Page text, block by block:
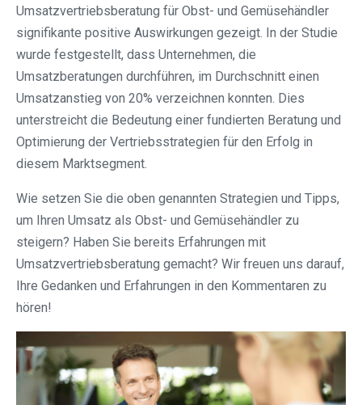
Umsatzvertriebsberatung für Obst- und Gemüsehändler
signifikante positive Auswirkungen gezeigt. In der Studie
wurde festgestellt, dass Unternehmen, die
Umsatzberatungen durchführen, im Durchschnitt einen
Umsatzanstieg von 20% verzeichnen konnten. Dies
unterstreicht die Bedeutung einer fundierten Beratung und
Optimierung der Vertriebsstrategien für den Erfolg in
diesem Marktsegment.
Wie setzen Sie die oben genannten Strategien und Tipps,
um Ihren Umsatz als Obst- und Gemüsehändler zu
steigern? Haben Sie bereits Erfahrungen mit
Umsatzvertriebsberatung gemacht? Wir freuen uns darauf,
Ihre Gedanken und Erfahrungen in den Kommentaren zu
hören!